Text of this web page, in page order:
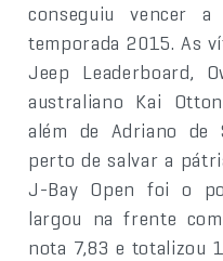
conseguiu vencer
temporada 2015. As
Jeep Leaderboard,
australiano Kai
além de Adriano de
perto de salvar a
J-Bay Open foi o
largou na frente
nota 7,83 e totalizou